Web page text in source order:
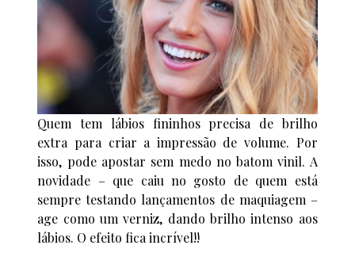
Quem tem lábios fininhos precisa de brilho
extra para criar a impressão de volume. Por
isso, pode apostar sem medo no batom vinil. A
novidade – que caiu no gosto de quem está
sempre testando lançamentos de maquiagem –
age como um verniz, dando brilho intenso aos
lábios. O efeito fica incrível!!